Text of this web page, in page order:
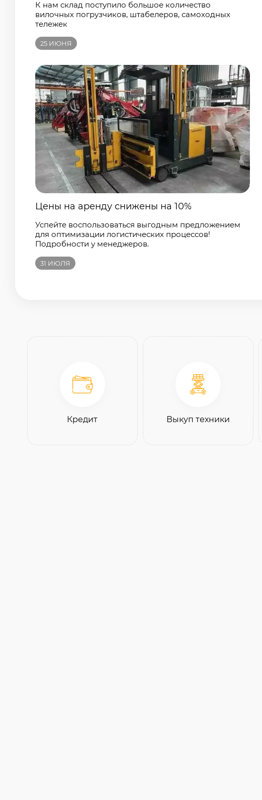
25ИЮНЯ
Цены на аренду снижены на 10%
Успейте воспользоваться выгодным предложением
для оптимизации логистических процессов!
31ИЮЛЯ
Кредит Выкуп техники